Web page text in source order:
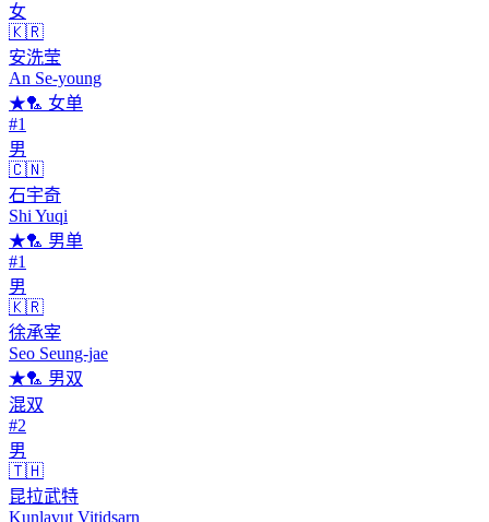
女
🇰🇷
安洗莹
An Se-young
★🏸 女单
#1
男
🇨🇳
石宇奇
Shi Yuqi
★🏸 男单
#1
男
🇰🇷
徐承宰
Seo Seung-jae
★🏸 男双
混双
#2
男
🇹🇭
昆拉武特
Kunlavut Vitidsarn